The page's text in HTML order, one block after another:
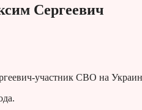
Сергеевич
участник СВО на